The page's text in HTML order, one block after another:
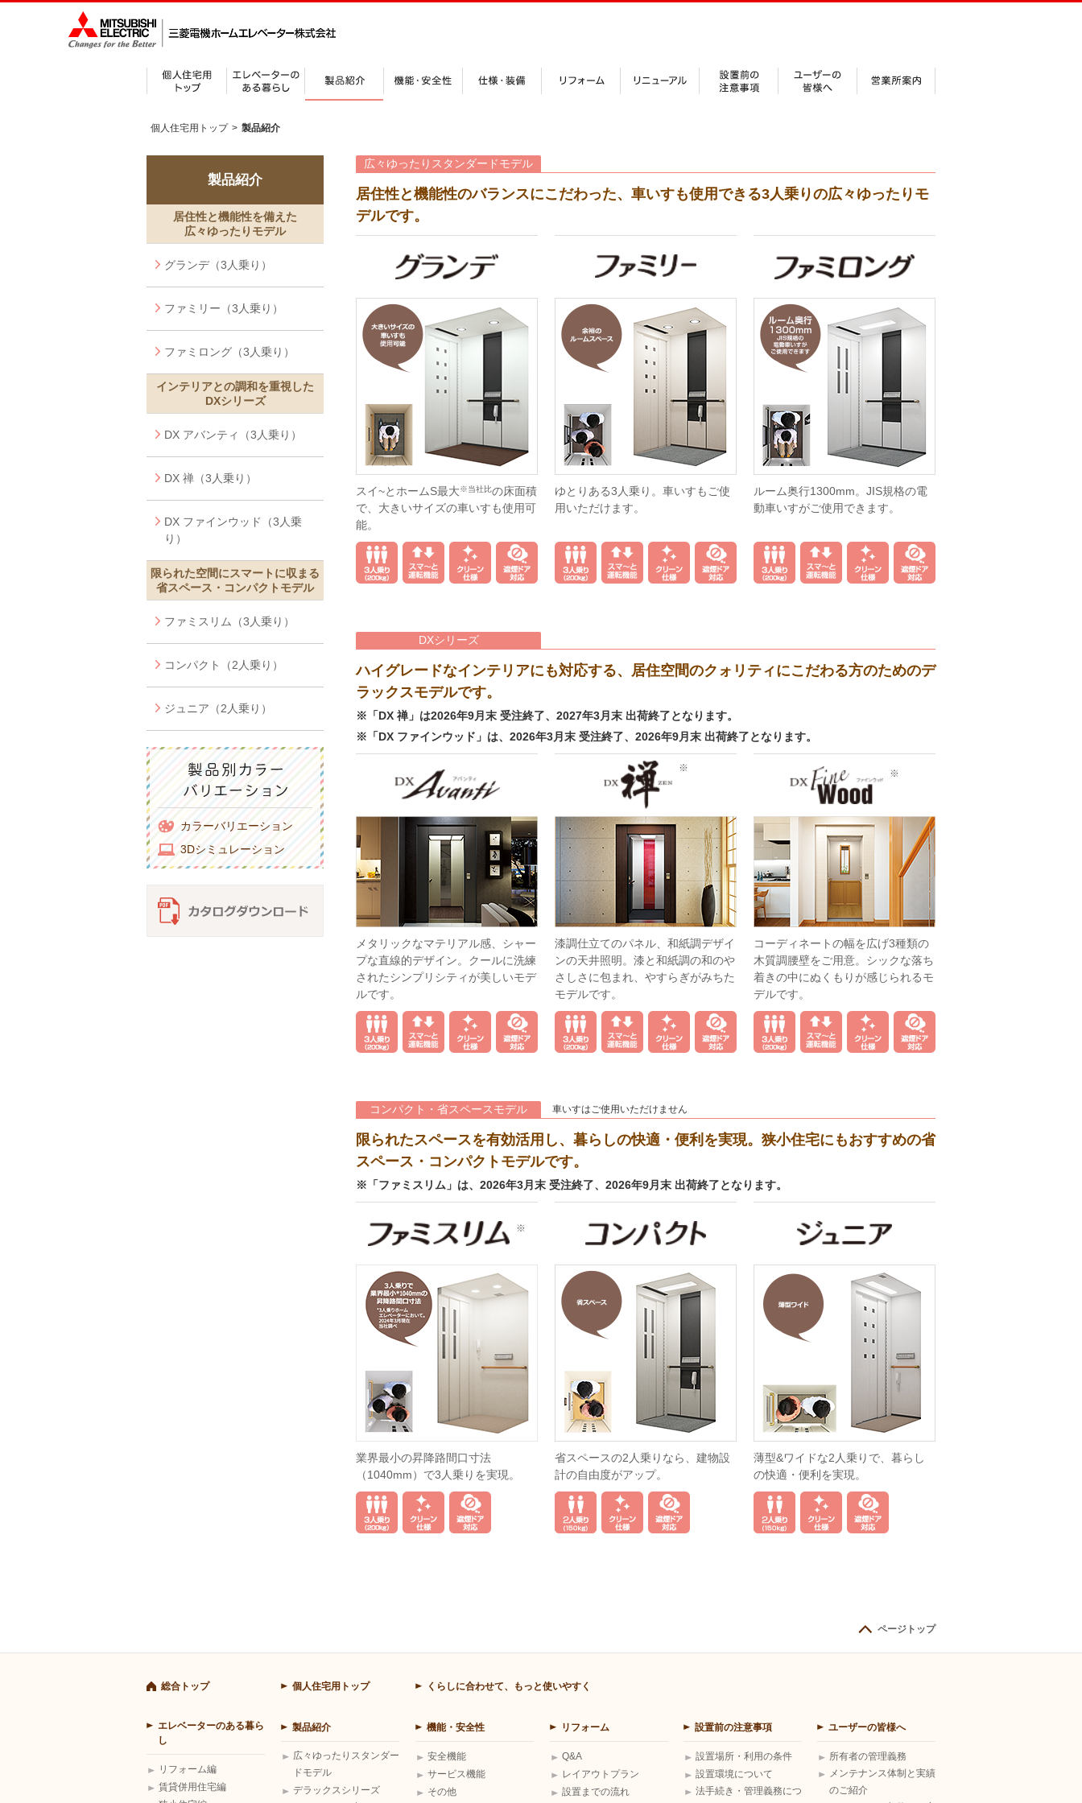
個人住宅用トップ > 製品紹介
製品紹介
居住性と機能性を備えた
広々ゆったりモデル
グランデ（3人乗り）
ファミリー（3人乗り）
ファミロング（3人乗り）
インテリアとの調和を重視した
DXシリーズ
DX アバンティ（3人乗り）
DX 禅（3人乗り）
DX ファインウッド（3人乗
り）
限られた空間にスマートに収まる
省スペース・コンパクトモデル
ファミスリム（3人乗り）
コンパクト（2人乗り）
ジュニア（2人乗り）
カラーバリエーション
3Dシミュレーション
広々ゆったりスタンダードモデル
居住性と機能性のバランスにこだわった、車いすも使用できる3人乗りの広々ゆったりモ
デルです。
スイ~とホームS最大※当社比の床面積
で、大きいサイズの車いすも使用可
能。
ゆとりある3人乗り。車いすもご使
用いただけます。
ルーム奥行1300mm。JIS規格の電
動車いすがご使用できます。
DXシリーズ
ハイグレードなインテリアにも対応する、居住空間のクォリティにこだわる方のためのデ
ラックスモデルです。
※「DX 禅」は2026年9月末 受注終了、2027年3月末 出荷終了となります。
※「DX ファインウッド」は、2026年3月末 受注終了、2026年9月末 出荷終了となります。
メタリックなマテリアル感、シャー
プな直線的デザイン。クールに洗練
されたシンプリシティが美しいモデ
ルです。
※
漆調仕立てのパネル、和紙調デザイ
ンの天井照明。漆と和紙調の和のや
さしさに包まれ、やすらぎがみちた
モデルです。
※
コーディネートの幅を広げ3種類の
木質調腰壁をご用意。シックな落ち
着きの中にぬくもりが感じられるモ
デルです。
コンパクト・省スペースモデル 車いすはご使用いただけません
限られたスペースを有効活用し、暮らしの快適・便利を実現。狭小住宅にもおすすめの省
スペース・コンパクトモデルです。
※「ファミスリム」は、2026年3月末 受注終了、2026年9月末 出荷終了となります。
※
業界最小の昇降路間口寸法
（1040mm）で3人乗りを実現。
省スペースの2人乗りなら、建物設
計の自由度がアップ。
薄型&ワイドな2人乗りで、暮らし
の快適・便利を実現。
ページトップ
総合トップ
エレベーターのある暮ら
し
リフォーム編
賃貸併用住宅編
個人住宅用トップ
製品紹介
広々ゆったりスタンダー
ドモデル
デラックスシリーズ
くらしに合わせて、もっと使いやすく
機能・安全性
安全機能
サービス機能
その他
リフォーム
Q&A
レイアウトプラン
設置までの流れ
設置前の注意事項
設置場所・利用の条件
設置環境について
法手続き・管理義務につ
ユーザーの皆様へ
所有者の管理義務
メンテナンス体制と実績
のご紹介